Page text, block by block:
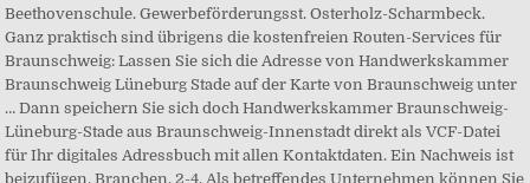
Beethovenschule. Gewerbeförderungsst. Osterholz-Scharmbeck.
Ganz praktisch sind übrigens die kostenfreien Routen-Services für
Braunschweig: Lassen Sie sich die Adresse von Handwerkskammer
Braunschweig Lüneburg Stade auf der Karte von Braunschweig unter
… Dann speichern Sie sich doch Handwerkskammer Braunschweig-
Lüneburg-Stade aus Braunschweig-Innenstadt direkt als VCF-Datei
für Ihr digitales Adressbuch mit allen Kontaktdaten. Ein Nachweis ist
beizufügen. Branchen. 2-4. Als betreffendes Unternehmen können Sie